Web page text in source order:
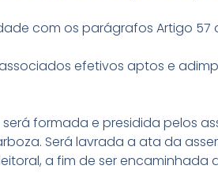
com os parágrafos Artigo
efetivos aptos e
formada e presidida pelos
Será lavrada a ata da
a fim de ser encaminhada